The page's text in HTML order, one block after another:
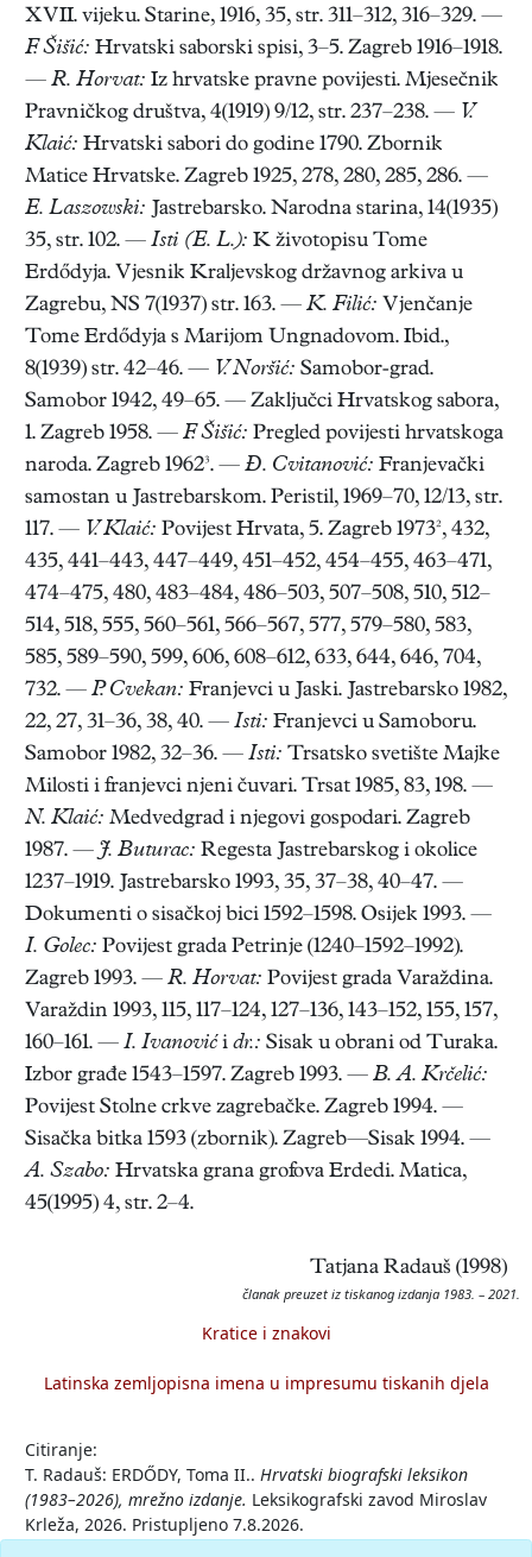
XVII. vijeku. Starine, 1916, 35, str. 311–312, 316–329. —
F. Šišić: Hrvatski saborski spisi, 3–5. Zagreb 1916–1918.
— R. Horvat: Iz hrvatske pravne povijesti. Mjesečnik
Pravničkog društva, 4(1919) 9/12, str. 237–238. — V.
Klaić: Hrvatski sabori do godine 1790. Zbornik
Matice Hrvatske. Zagreb 1925, 278, 280, 285, 286. —
E. Laszowski: Jastrebarsko. Narodna starina, 14(1935)
35, str. 102. — Isti (E. L.): K životopisu Tome
Erdődyja. Vjesnik Kraljevskog državnog arkiva u
Zagrebu, NS 7(1937) str. 163. — K. Filić: Vjenčanje
Tome Erdődyja s Marijom Ungnadovom. Ibid.,
8(1939) str. 42–46. — V. Noršić: Samobor-grad.
Samobor 1942, 49–65. — Zaključci Hrvatskog sabora,
1. Zagreb 1958. — F. Šišić: Pregled povijesti hrvatskoga
naroda. Zagreb 1962³. — Đ. Cvitanović: Franjevački
samostan u Jastrebarskom. Peristil, 1969–70, 12/13, str.
117. — V. Klaić: Povijest Hrvata, 5. Zagreb 1973², 432,
435, 441–443, 447–449, 451–452, 454–455, 463–471,
474–475, 480, 483–484, 486–503, 507–508, 510, 512–
514, 518, 555, 560–561, 566–567, 577, 579–580, 583,
585, 589–590, 599, 606, 608–612, 633, 644, 646, 704,
732. — P. Cvekan: Franjevci u Jaski. Jastrebarsko 1982,
22, 27, 31–36, 38, 40. — Isti: Franjevci u Samoboru.
Samobor 1982, 32–36. — Isti: Trsatsko svetište Majke
Milosti i franjevci njeni čuvari. Trsat 1985, 83, 198. —
N. Klaić: Medvedgrad i njegovi gospodari. Zagreb
1987. — J. Buturac: Regesta Jastrebarskog i okolice
1237–1919. Jastrebarsko 1993, 35, 37–38, 40–47. —
Dokumenti o sisačkoj bici 1592–1598. Osijek 1993. —
I. Golec: Povijest grada Petrinje (1240–1592–1992).
Zagreb 1993. — R. Horvat: Povijest grada Varaždina.
Varaždin 1993, 115, 117–124, 127–136, 143–152, 155, 157,
160–161. — I. Ivanović i dr.: Sisak u obrani od Turaka.
Izbor građe 1543–1597. Zagreb 1993. — B. A. Krčelić:
Povijest Stolne crkve zagrebačke. Zagreb 1994. —
Sisačka bitka 1593 (zbornik). Zagreb—Sisak 1994. —
A. Szabo: Hrvatska grana grofova Erdedi. Matica,
45(1995) 4, str. 2–4.
Tatjana Radauš (1998)
članak preuzet iz tiskanog izdanja 1983. – 2021.
Kratice i znakovi
Latinska zemljopisna imena u impresumu tiskanih djela
Citiranje:
T. Radauš: ERDŐDY, Toma II.. Hrvatski biografski leksikon
(1983–2026), mrežno izdanje. Leksikografski zavod Miroslav
Krleža, 2026. Pristupljeno 7.8.2026.